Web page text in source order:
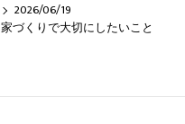
2026/06/19
家づくりで大切にしたいこと